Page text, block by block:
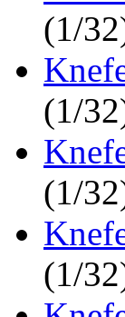
(1/
(1/
(1/
(1/